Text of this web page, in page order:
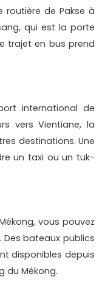
routière de Pakse à
qui est la porte
trajet en bus prend
international de
vers Vientiane, la
destinations. Une
un taxi ou un tuk-
vous pouvez
Des bateaux publics
disponibles depuis
du Mékong.